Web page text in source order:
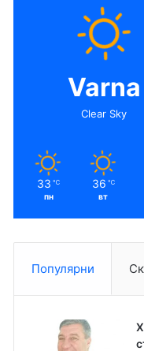
Varna
Clear Sky
33 ℃
пн
36 ℃
вт
Популярни